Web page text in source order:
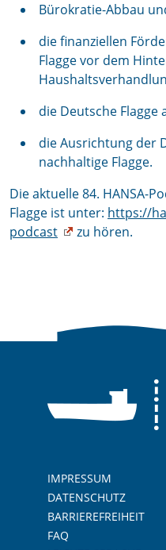
Bürokratie-Abbau
die finanziellen
Flagge vor dem
die Deutsche Flagge
die Ausrichtung der
nachhaltige Flagge.
Die aktuelle 84. HANSA-
Flagge ist unter: https://
podcast
zu hören.
IMPRESSUM
DATENSCHUTZ
BARRIEREFREIHEIT
FAQ